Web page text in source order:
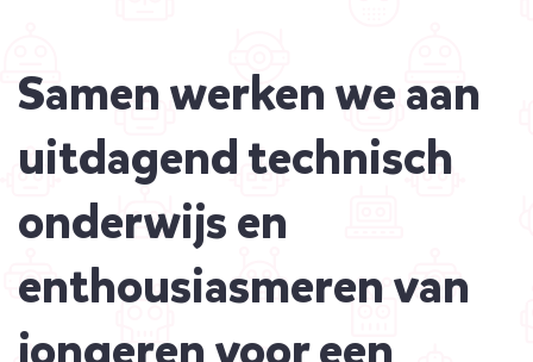
Samen werken we aan
uitdagend technisch
onderwijs en
enthousiasmeren van